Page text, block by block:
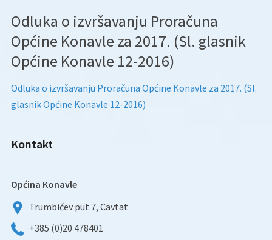
Odluka o izvršavanju Proračuna
Općine Konavle za 2017. (Sl. glasnik
Općine Konavle 12-2016)
Odluka o izvršavanju Proračuna Općine Konavle za 2017. (Sl.
glasnik Općine Konavle 12-2016)
Kontakt
Općina Konavle
Trumbićev put 7, Cavtat
+385 (0)20 478401